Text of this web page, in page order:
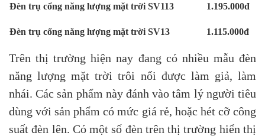
Đèn trụ cổng năng lượng mặt trời SV113 1.195.000đ
Đèn trụ cổng năng lượng mặt trời SV13 1.115.000đ
Trên thị trường hiện nay đang có nhiều mẫu đèn
năng lượng mặt trời trôi nổi được làm giả, làm
nhái. Các sản phẩm này đánh vào tâm lý người tiêu
dùng với sản phẩm có mức giá rẻ, hoặc hét cỡ công
suất đèn lên. Có một số đèn trên thị trường hiển thị